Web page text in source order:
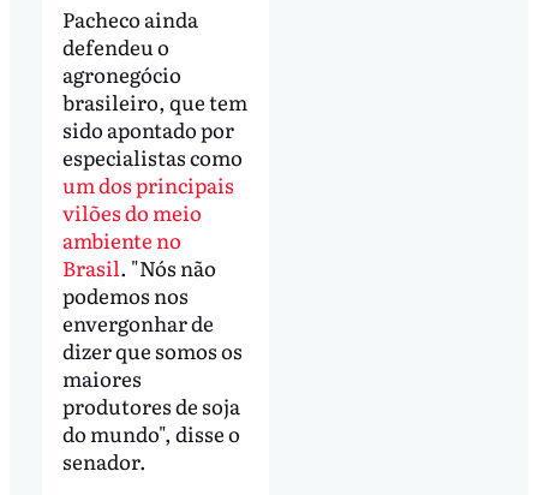
Pacheco ainda
defendeu o
agronegócio
brasileiro, que tem
sido apontado por
especialistas como
um dos principais
vilões do meio
ambiente no
Brasil. "Nós não
podemos nos
envergonhar de
dizer que somos os
maiores
produtores de soja
do mundo", disse o
senador.